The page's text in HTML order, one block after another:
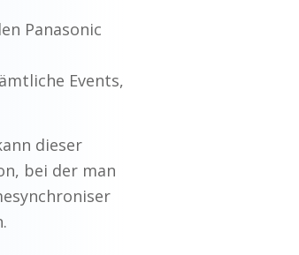
Panasonic
Events,
dieser
bei der man